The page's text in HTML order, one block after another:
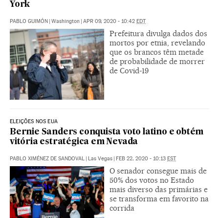
York
PABLO GUIMÓN | Washington | APR 09, 2020 - 10:42 EDT
Prefeitura divulga dados dos
mortos por etnia, revelando
que os brancos têm metade
de probabilidade de morrer
de Covid-19
ELEIÇÕES NOS EUA
Bernie Sanders conquista voto latino e obtém
vitória estratégica em Nevada
PABLO XIMÉNEZ DE SANDOVAL | Las Vegas | FEB 22, 2020 - 10:13 EST
O senador consegue mais de
50% dos votos no Estado
mais diverso das primárias e
se transforma em favorito na
corrida